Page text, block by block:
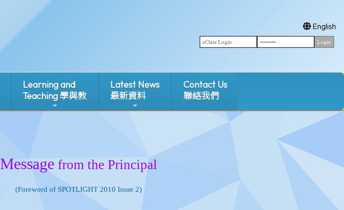
English
Learning and
Teaching 學與教
Latest News
最新資料
Contact Us
聯絡我們